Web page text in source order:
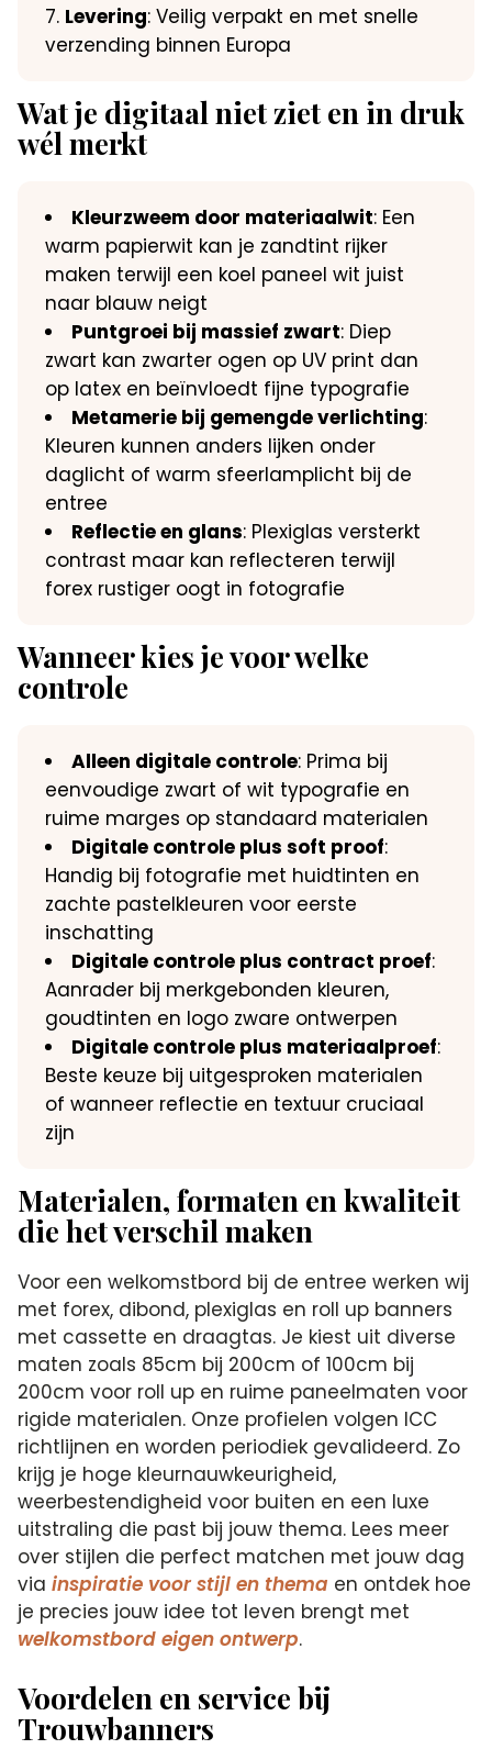
Levering: Veilig verpakt en met snelle
verzending binnen Europa
Wat je digitaal niet ziet en in druk
wél merkt
Kleurzweem door materiaalwit: Een
warm papierwit kan je zandtint rijker
maken terwijl een koel paneel wit juist
naar blauw neigt
Puntgroei bij massief zwart: Diep
zwart kan zwarter ogen op UV print dan
op latex en beïnvloedt fijne typografie
Metamerie bij gemengde verlichting:
Kleuren kunnen anders lijken onder
daglicht of warm sfeerlamplicht bij de
entree
Reflectie en glans: Plexiglas versterkt
contrast maar kan reflecteren terwijl
forex rustiger oogt in fotografie
Wanneer kies je voor welke
controle
Alleen digitale controle: Prima bij
eenvoudige zwart of wit typografie en
ruime marges op standaard materialen
Digitale controle plus soft proof:
Handig bij fotografie met huidtinten en
zachte pastelkleuren voor eerste
inschatting
Digitale controle plus contract proef:
Aanrader bij merkgebonden kleuren,
goudtinten en logo zware ontwerpen
Digitale controle plus materiaalproef:
Beste keuze bij uitgesproken materialen
of wanneer reflectie en textuur cruciaal
zijn
Materialen, formaten en kwaliteit
die het verschil maken
Voor een welkomstbord bij de entree werken wij
met forex, dibond, plexiglas en roll up banners
met cassette en draagtas. Je kiest uit diverse
maten zoals 85cm bij 200cm of 100cm bij
200cm voor roll up en ruime paneelmaten voor
rigide materialen. Onze profielen volgen ICC
richtlijnen en worden periodiek gevalideerd. Zo
krijg je hoge kleurnauwkeurigheid,
weerbestendigheid voor buiten en een luxe
uitstraling die past bij jouw thema. Lees meer
over stijlen die perfect matchen met jouw dag
viainspiratie voor stijl en thema en ontdek hoe
je precies jouw idee tot leven brengt met
welkomstbord eigen ontwerp.
Voordelen en service bij
Trouwbanners